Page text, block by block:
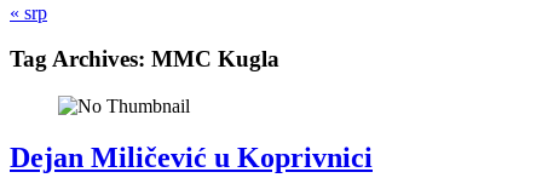
« srp
Tag Archives: MMC Kugla
Dejan Miličević u Koprivnici